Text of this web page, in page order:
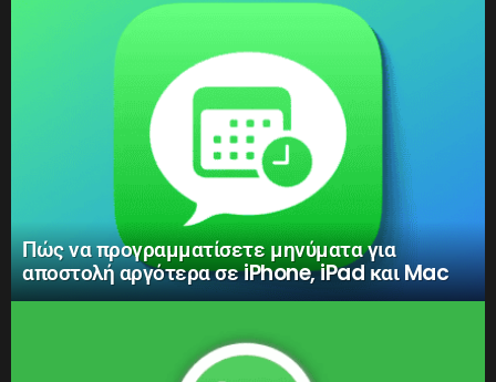
Πώς να προγραμματίσετε μηνύματα για
αποστολή αργότερα σε iPhone, iPad και Mac